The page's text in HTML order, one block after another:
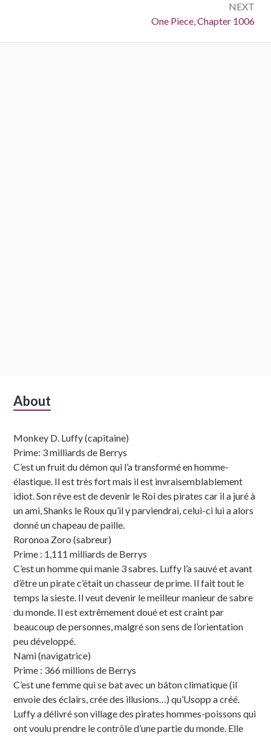
NEXT
Next:
One Piece, Chapter 1006
Subsidiary
About
Monkey D. Luffy (capitaine)
Prime: 3 milliards de Berrys
C’est un fruit du démon qui l’a transformé en homme-
élastique. Il est très fort mais il est invraisemblablement
idiot. Son rêve est de devenir le Roi des pirates car il a juré à
un ami, Shanks le Roux qu’il y parviendrai, celui-ci lui a alors
donné un chapeau de paille.
Roronoa Zoro (sabreur)
Prime : 1,111 milliards de Berrys
C’est un homme qui manie 3 sabres. Luffy l’a sauvé et avant
d’être un pirate c’était un chasseur de prime. Il fait tout le
temps la sieste. Il veut devenir le meilleur manieur de sabre
du monde. Il est extrêmement doué et est craint par
beaucoup de personnes, malgré son sens de l’orientation
peu développé.
Nami (navigatrice)
Prime : 366 millions de Berrys
C’est une femme qui se bat avec un bâton climatique (il
envoie des éclairs, crée des illusions…) qu’Usopp a créé.
Luffy a délivré son village des pirates hommes-poissons qui
ont voulu prendre le contrôle d’une partie du monde. Elle